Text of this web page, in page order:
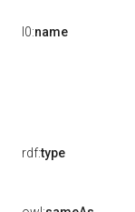
l0:name
rdf:type